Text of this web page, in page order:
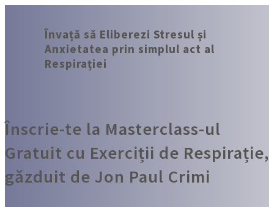
Învață să Eliberezi Stresul și
Anxietatea prin simplul act al
Respirației
Înscrie-te la Masterclass-ul
Gratuit cu Exerciții de Respirație,
găzduit de Jon Paul Crimi